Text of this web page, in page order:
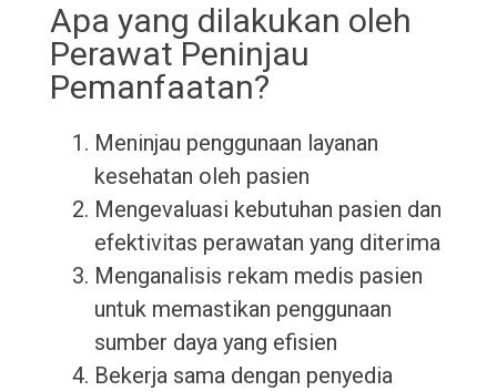
Apa yang dilakukan oleh
Perawat Peninjau
Pemanfaatan?
Meninjau penggunaan layanan
kesehatan oleh pasien
Mengevaluasi kebutuhan pasien dan
efektivitas perawatan yang diterima
Menganalisis rekam medis pasien
untuk memastikan penggunaan
sumber daya yang efisien
Bekerja sama dengan penyedia